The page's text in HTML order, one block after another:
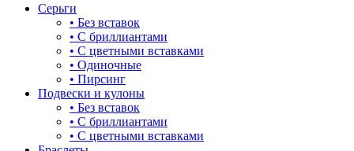
Серьги
• Без вставок
• С бриллиантами
• С цветными вставками
• Одиночные
• Пирсинг
Подвески и кулоны
• Без вставок
• С бриллиантами
• С цветными вставками